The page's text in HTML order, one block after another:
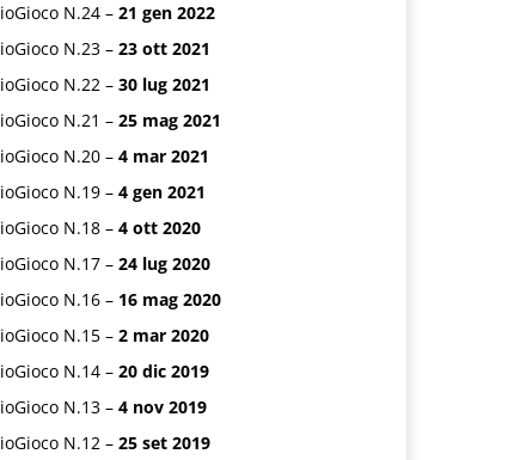
ioGioco N.24 – 21 gen 2022
ioGioco N.23 – 23 ott 2021
ioGioco N.22 – 30 lug 2021
ioGioco N.21 – 25 mag 2021
ioGioco N.20 – 4 mar 2021
ioGioco N.19 – 4 gen 2021
ioGioco N.18 – 4 ott 2020
ioGioco N.17 – 24 lug 2020
ioGioco N.16 – 16 mag 2020
ioGioco N.15 – 2 mar 2020
ioGioco N.14 – 20 dic 2019
ioGioco N.13 – 4 nov 2019
ioGioco N.12 – 25 set 2019